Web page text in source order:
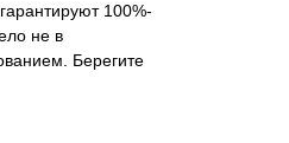
100%-
не в
Берегите